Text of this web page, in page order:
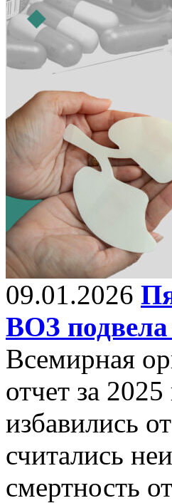
09.01.2026
ВОЗ подвела
Всемирная
отчет за
избавились
считались
смертность